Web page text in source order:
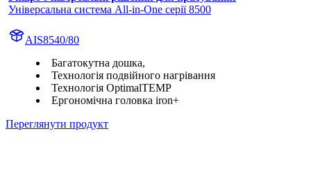
Універсальна система All-in-One серії 8500
AIS8540/80
Багатокутна дошка,
Технологія подвійного нагрівання
Технологія OptimalTEMP
Ергономічна головка iron+
Переглянути продукт